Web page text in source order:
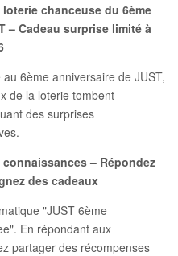
chanceuse du 6ème
– Cadeau surprise limité à
6ème anniversaire de JUST,
de la loterie tombent
des surprises
– Répondez
des cadeaux
"JUST 6ème
En répondant aux
partager des récompenses